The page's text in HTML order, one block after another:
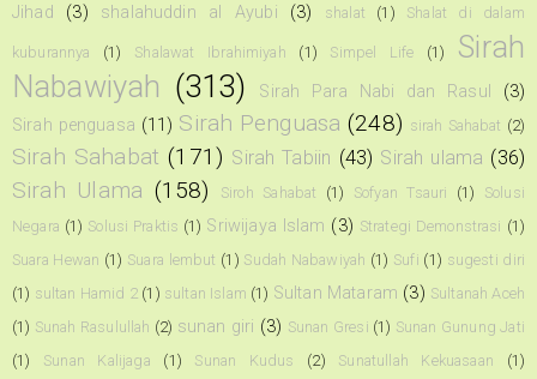
Jihad
(3) shalahuddin al Ayubi (3) shalat (1) Shalat di dalam
kuburannya (1) Shalawat Ibrahimiyah (1) Simpel Life (1)
Sirah
Nabawiyah (313) Sirah Para Nabi dan Rasul
(3)
Sirah penguasa (11) Sirah Penguasa (248) sirah Sahabat (2)
Sirah Sahabat (171) Sirah Tabiin (43) Sirah ulama (36)
Sirah Ulama (158) Siroh Sahabat (1) Sofyan Tsauri (1)
Solusi
Negara (1) Solusi Praktis (1) Sriwijaya Islam (3) Strategi Demonstrasi (1)
Suara Hewan (1) Suara lembut (1) Sudah Nabawiyah (1) Sufi (1) sugesti diri
(1) sultan Hamid 2 (1) sultan Islam (1) Sultan Mataram (3) Sultanah Aceh
(1) Sunah Rasulullah (2) sunan giri (3) Sunan Gresi (1) Sunan Gunung Jati
(1)
Sunan Kalijaga (1) Sunan Kudus (2) Sunatullah Kekuasaan
(1)